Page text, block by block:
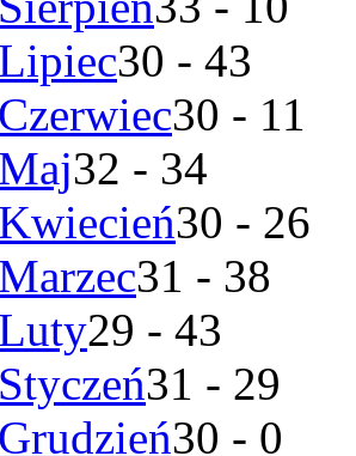
30 - 43
30 - 11
32 - 34
30 - 26
31 - 38
29 - 43
31 - 29
30 - 0